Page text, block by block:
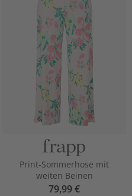
Print-Sommerhose mit
weiten Beinen
79,99 €